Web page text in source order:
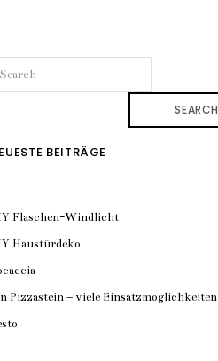
SEARCH
BEITRÄGE
Flaschen-Windlicht
Haustürdeko
Pizzastein – viele Einsatzmöglichkeiten